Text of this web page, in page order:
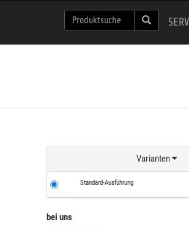
Varianten
Standard-Ausführung
bei uns